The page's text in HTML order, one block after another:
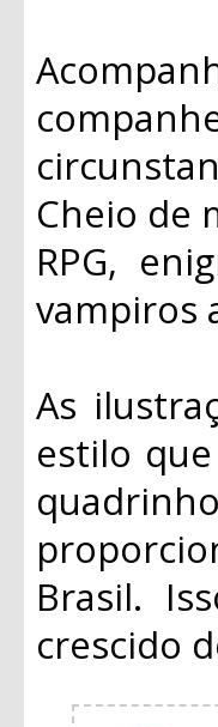
Cheio de
RPG,
vampiros
As
estilo
Brasil.
crescido